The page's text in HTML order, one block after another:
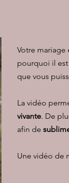
Votre mariage
pourquoi il
que vous
La vidéo
vivante. De
afin de
Une vidéo de